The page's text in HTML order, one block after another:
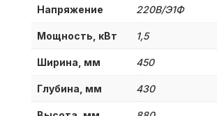
Напряжение 220В/Э1Ф
Мощность, кВт 1,5
Ширина, мм 450
Глубина, мм 430